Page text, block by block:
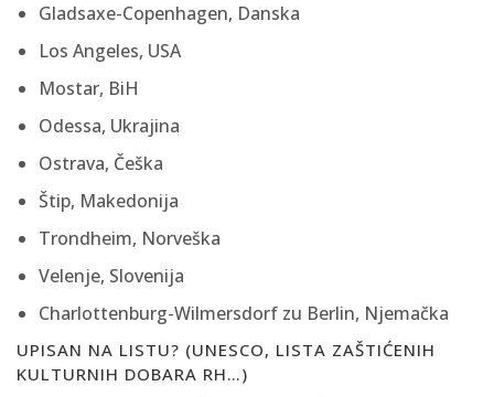
Gladsaxe-Copenhagen, Danska
Los Angeles, USA
Mostar, BiH
Odessa, Ukrajina
Ostrava, Češka
Štip, Makedonija
Trondheim, Norveška
Velenje, Slovenija
Charlottenburg-Wilmersdorf zu Berlin, Njemačka
UPISAN NA LISTU? (UNESCO, LISTA ZAŠTIĆENIH
KULTURNIH DOBARA RH…)